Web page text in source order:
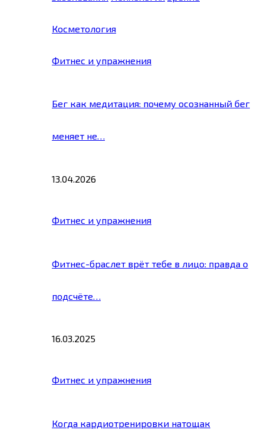
Косметология
Фитнес и упражнения
Бег как медитация: почему осознанный бег
меняет не…
13.04.2026
Фитнес и упражнения
Фитнес-браслет врёт тебе в лицо: правда о
подсчёте…
16.03.2025
Фитнес и упражнения
Когда кардиотренировки натощак